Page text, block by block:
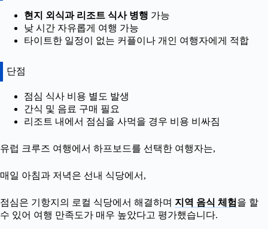
현지 외식과 리조트 식사 병행 가능
낮 시간 자유롭게 여행 가능
타이트한 일정이 없는 커플이나 개인 여행자에게 적합
단점
점심 식사 비용 별도 발생
간식 및 음료 구매 필요
리조트 내에서 점심을 사먹을 경우 비용 비싸짐
유럽 크루즈 여행에서 하프보드를 선택한 여행자는,
매일 아침과 저녁은 선내 식당에서,
점심은 기항지의 로컬 식당에서 해결하며 지역 음식 체험 을 할
수 있어 여행 만족도가 매우 높았다고 평가했습니다.